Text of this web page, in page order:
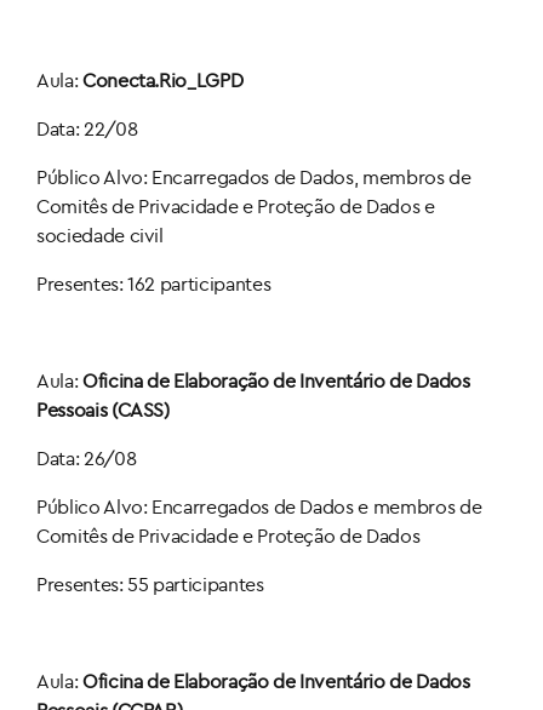
Aula:Conecta.Rio_LGPD
Data: 22/08
Público Alvo: Encarregados de Dados, membros de
Comitês de Privacidade e Proteção de Dados e
sociedade civil
Presentes: 162 participantes
Aula:Oficina de Elaboração de Inventário de Dados
Pessoais (CASS)
Data: 26/08
Público Alvo: Encarregados de Dados e membros de
Comitês de Privacidade e Proteção de Dados
Presentes: 55 participantes
Aula:Oficina de Elaboração de Inventário de Dados